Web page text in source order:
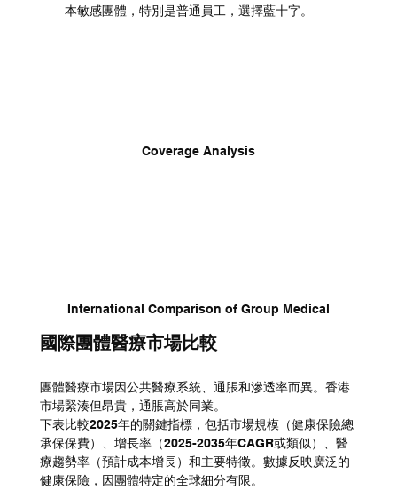
本敏感團體，特別是普通員工，選擇藍十字。
Coverage Analysis
International Comparison of Group Medical
國際團體醫療市場比較
團體醫療市場因公共醫療系統、通脹和滲透率而異。香港
市場緊湊但昂貴，通脹高於同業。
下表比較2025年的關鍵指標，包括市場規模（健康保險總
承保保費）、增長率（2025-2035年CAGR或類似）、醫
療趨勢率（預計成本增長）和主要特徵。數據反映廣泛的
健康保險，因團體特定的全球細分有限。